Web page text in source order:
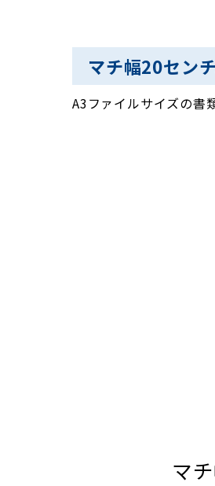
マチ幅20セン
A3ファイルサイズの書
マチ